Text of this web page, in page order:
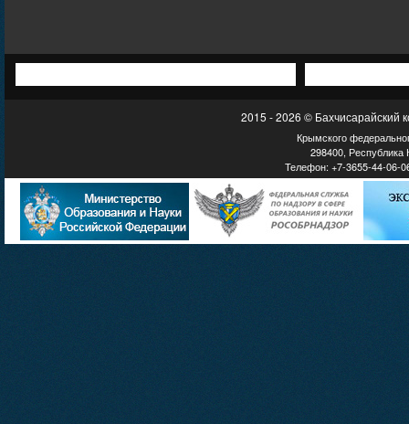
2015 - 2026 © Бахчисарайский
Крымского
298400, Республика
Телефон: +7-3655-44-06-